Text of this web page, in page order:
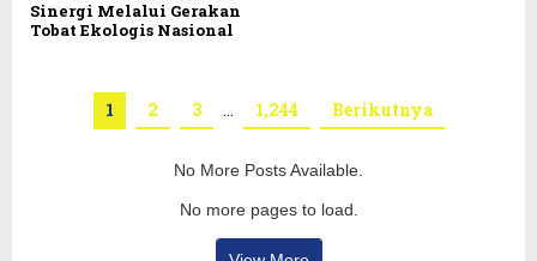
Sinergi Melalui Gerakan
Tobat Ekologis Nasional
1 2 3 … 1,244 Berikutnya
No More Posts Available.
No more pages to load.